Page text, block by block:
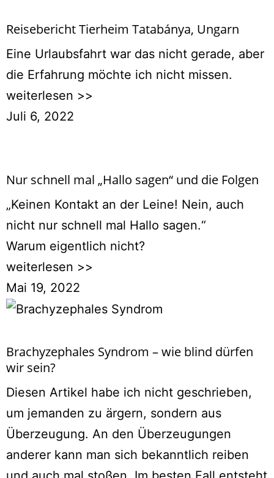
Reisebericht Tierheim Tatabánya, Ungarn
Eine Urlaubsfahrt war das nicht gerade, aber
die Erfahrung möchte ich nicht missen.
weiterlesen >>
Juli 6, 2022
Nur schnell mal „Hallo sagen“ und die Folgen
„Keinen Kontakt an der Leine! Nein, auch
nicht nur schnell mal Hallo sagen.“
Warum eigentlich nicht?
weiterlesen >>
Mai 19, 2022
Brachyzephales Syndrom – wie blind dürfen
wir sein?
Diesen Artikel habe ich nicht geschrieben,
um jemanden zu ärgern, sondern aus
Überzeugung. An den Überzeugungen
anderer kann man sich bekanntlich reiben